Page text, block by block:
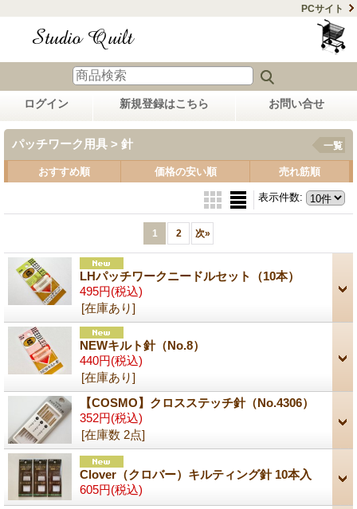
PCサイト
ログイン 新規登録はこちら お問い合せ
パッチワーク用具 > 針 一覧
おすすめ順 価格の安い順 売れ筋順
表示件数:
1 2 次»
LHパッチワークニードルセット（10本）
495円(税込)
[在庫あり]
NEWキルト針（No.8）
440円(税込)
[在庫あり]
【COSMO】クロスステッチ針（No.4306）
352円(税込)
[在庫数 2点]
Clover（クロバー）キルティング針 10本入
605円(税込)